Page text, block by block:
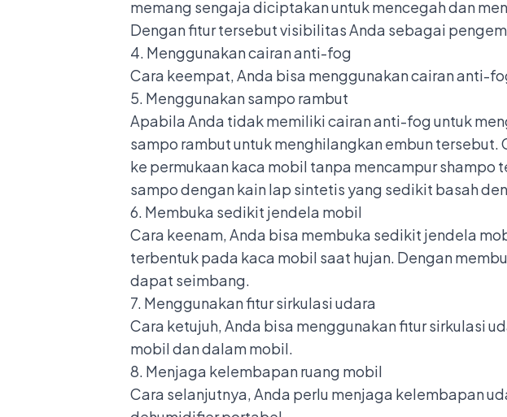
memang sengaja diciptakan untuk mencegah dan
Dengan fitur tersebut visibilitas Anda sebagai
4. Menggunakan cairan anti-fog
Cara keempat, Anda bisa menggunakan cairan anti-
5. Menggunakan sampo rambut
Apabila Anda tidak memiliki cairan anti-fog untuk
sampo rambut untuk menghilangkan embun
ke permukaan kaca mobil tanpa mencampur
sampo dengan kain lap sintetis yang sedikit basah
6. Membuka sedikit jendela mobil
Cara keenam, Anda bisa membuka sedikit jendela
terbentuk pada kaca mobil saat hujan. Dengan
dapat seimbang.
7. Menggunakan fitur sirkulasi udara
Cara ketujuh, Anda bisa menggunakan fitur sirkulasi
mobil dan dalam mobil.
8. Menjaga kelembapan ruang mobil
Cara selanjutnya, Anda perlu menjaga kelembapan